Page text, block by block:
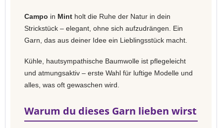
Campo in Mint holt die Ruhe der Natur in dein
Strickstück – elegant, ohne sich aufzudrängen. Ein
Garn, das aus deiner Idee ein Lieblingsstück macht.
Kühle, hautsympathische Baumwolle ist pflegeleicht
und atmungsaktiv – erste Wahl für luftige Modelle und
alles, was oft gewaschen wird.
Warum du dieses Garn lieben wirst